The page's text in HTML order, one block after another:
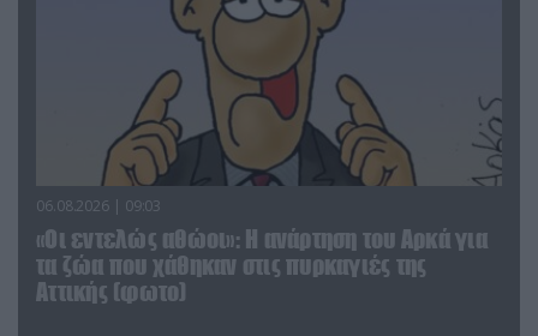
06.08.2026 | 09:03
«Οι εντελώς αθώοι»: Η ανάρτηση του Αρκά για
τα ζώα που χάθηκαν στις πυρκαγιές της
Αττικής (φωτο)